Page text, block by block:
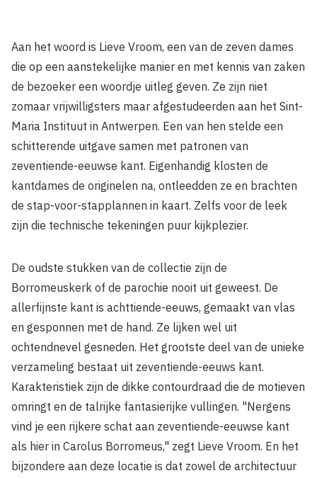
Aan het woord is Lieve Vroom, een van de zeven dames
die op een aanstekelijke manier en met kennis van zaken
de bezoeker een woordje uitleg geven. Ze zijn niet
zomaar vrijwilligsters maar afgestudeerden aan het Sint-
Maria Instituut in Antwerpen. Een van hen stelde een
schitterende uitgave samen met patronen van
zeventiende-eeuwse kant. Eigenhandig klosten de
kantdames de originelen na, ontleedden ze en brachten
de stap-voor-stapplannen in kaart. Zelfs voor de leek
zijn die technische tekeningen puur kijkplezier.
De oudste stukken van de collectie zijn de
Borromeuskerk of de parochie nooit uit geweest. De
allerfijnste kant is achttiende-eeuws, gemaakt van vlas
en gesponnen met de hand. Ze lijken wel uit
ochtendnevel gesneden. Het grootste deel van de unieke
verzameling bestaat uit zeventiende-eeuws kant.
Karakteristiek zijn de dikke contourdraad die de motieven
omringt en de talrijke fantasierijke vullingen. "Nergens
vind je een rijkere schat aan zeventiende-eeuwse kant
als hier in Carolus Borromeus," zegt Lieve Vroom. En het
bijzondere aan deze locatie is dat zowel de architectuur